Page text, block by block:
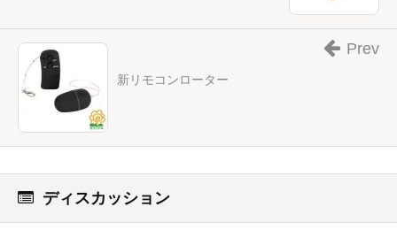
新リモコンローター
Prev
ディスカッション